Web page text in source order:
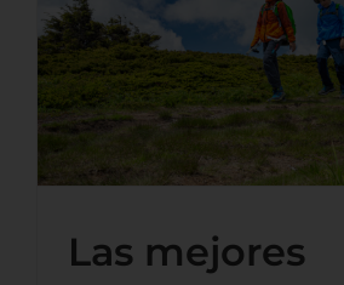
Las mejores
aire libre en
Las mejores